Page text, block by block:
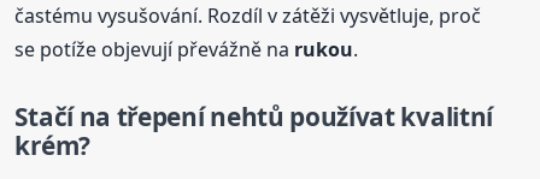
častému vysušování. Rozdíl v zátěži vysvětluje, proč
se potíže objevují převážně na rukou.
Stačí na třepení nehtů používat kvalitní
krém?